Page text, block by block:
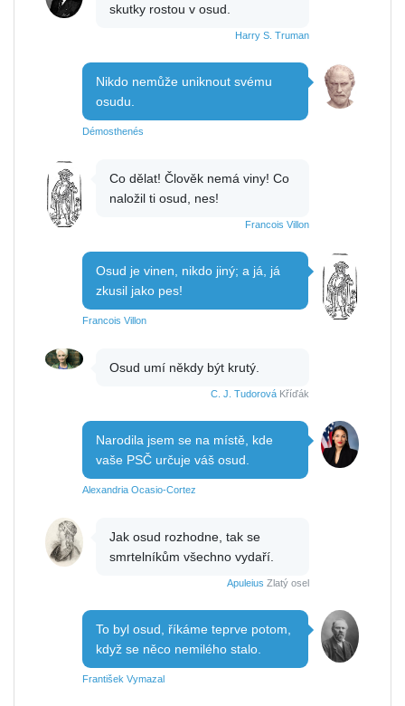
skutky rostou v osud.
Harry S. Truman
Nikdo nemůže uniknout svému
osudu.
Démosthenés
Co dělat! Člověk nemá viny! Co
naložil ti osud, nes!
Francois Villon
Osud je vinen, nikdo jiný; a já, já
zkusil jako pes!
Francois Villon
Osud umí někdy být krutý.
C. J. Tudorová Kříďák
Narodila jsem se na místě, kde
vaše PSČ určuje váš osud.
Alexandria Ocasio-Cortez
Jak osud rozhodne, tak se
smrtelníkům všechno vydaří.
Apuleius Zlatý osel
To byl osud, říkáme teprve potom,
když se něco nemilého stalo.
František Vymazal